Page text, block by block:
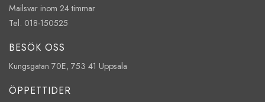
Mailsvar inom 24 timmar
Tel. 018-150525
BESÖK OSS
Kungsgatan 70E, 753 41 Uppsala
ÖPPETTIDER